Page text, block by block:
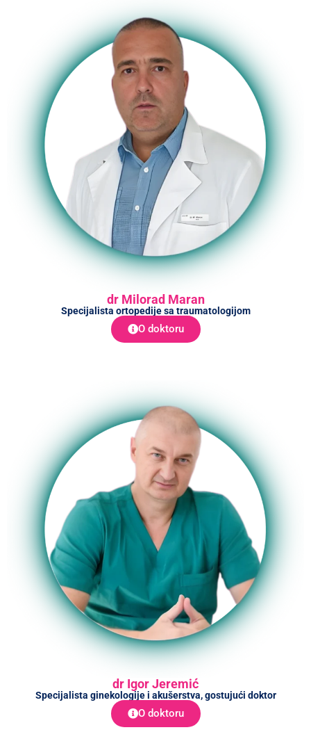
dr Milorad Maran
Specijalista ortopedije sa traumatologijom
O doktoru
dr Igor Jeremić
Specijalista ginekologije i akušerstva, gostujući doktor
O doktoru